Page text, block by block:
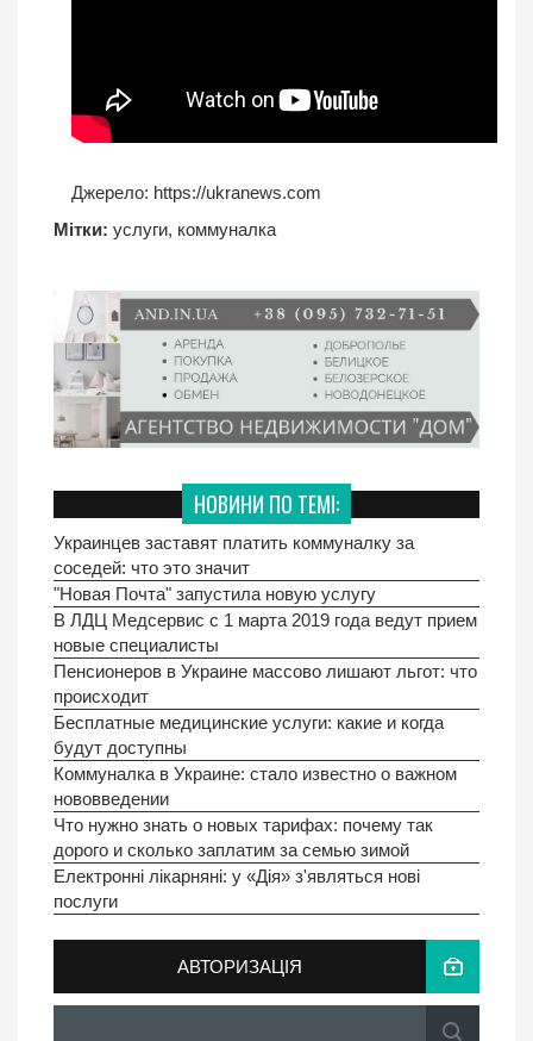
Джерело: https://ukranews.com
Мітки: услуги, коммуналка
НОВИНИ ПО ТЕМІ:
Украинцев заставят платить коммуналку за
соседей: что это значит
"Новая Почта" запустила новую услугу
В ЛДЦ Медсервис с 1 марта 2019 года ведут прием
новые специалисты
Пенсионеров в Украине массово лишают льгот: что
происходит
Бесплатные медицинские услуги: какие и когда
будут доступны
Коммуналка в Украине: стало известно о важном
нововведении
Что нужно знать о новых тарифах: почему так
дорого и сколько заплатим за семью зимой
Електронні лікарняні: у «Дія» з'являться нові
послуги
АВТОРИЗАЦІЯ